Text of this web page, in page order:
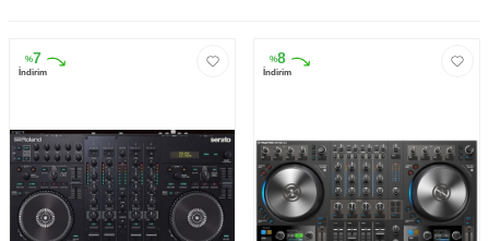
%7
İndirim
%8
İndirim